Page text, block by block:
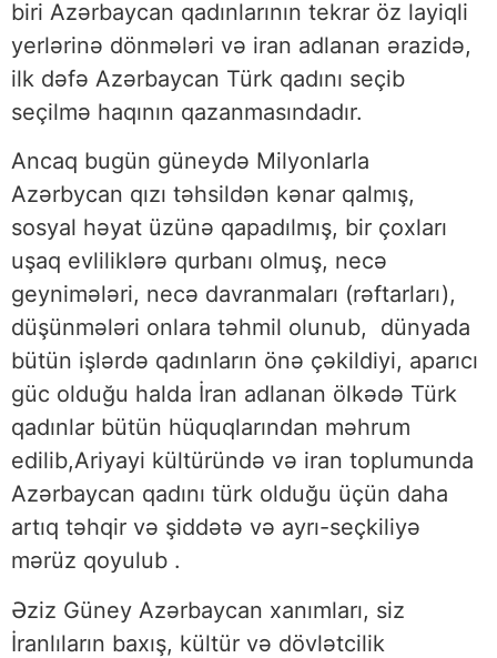
biri Azərbaycan qadınlarının tekrar öz layiqli
yerlərinə dönmələri və iran adlanan ərazidə,
ilk dəfə Azərbaycan Türk qadını seçib
seçilmə haqının qazanmasındadır.
Ancaq bugün güneydə Milyonlarla
Azərbycan qızı təhsildən kənar qalmış,
sosyal həyat üzünə qapadılmış, bir çoxları
uşaq evliliklərə qurbanı olmuş, necə
geynimələri, necə davranmaları (rəftarları),
düşünmələri onlara təhmil olunub, dünyada
bütün işlərdə qadınların önə çəkildiyi, aparıcı
güc olduğu halda İran adlanan ölkədə Türk
qadınlar bütün hüquqlarından məhrum
edilib,Ariyayi kültüründə və iran toplumunda
Azərbaycan qadını türk olduğu üçün daha
artıq təhqir və şiddətə və ayrı-seçkiliyə
mərüz qoyulub .
Əziz Güney Azərbaycan xanımları, siz
İranlıların baxış, kültür və dövlətcilik